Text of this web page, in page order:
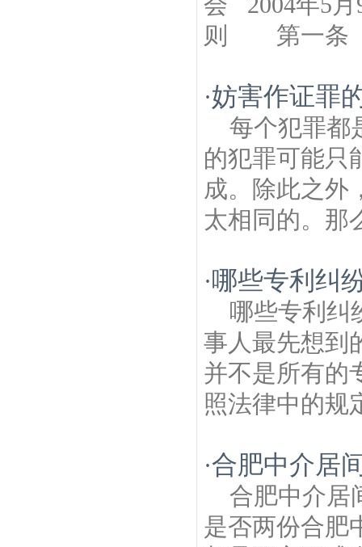
则 第一条
·妨害作证罪
每个犯罪都
的犯罪可能只
成。除此之外
太相同的。那
·哪些专利纠
哪些专利纠
事人最先想到
并不是所有的
照法律中的规
·合肥中介居
合肥中介居
是否两份合肥